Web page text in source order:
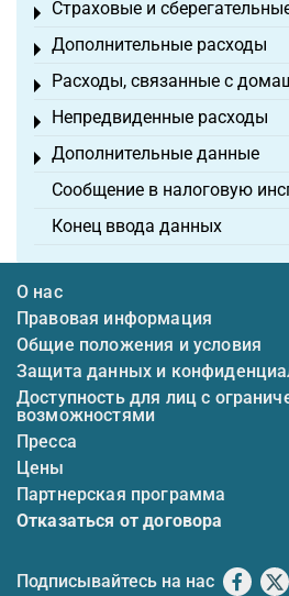
Страховые и
Toggle menu
Дополнительные расходы
Toggle menu
Расходы, связанные с
Toggle menu
Непредвиденные расходы
Toggle menu
Дополнительные данные
Toggle menu
Сообщение в налоговую
Конец ввода данных
О нас
Правовая информация
Общие положения и условия
Защита данных и
Доступность для лиц с
возможностями
Пресса
Цены
Партнерская программа
Отказаться от договора
Подписывайтесь на нас X